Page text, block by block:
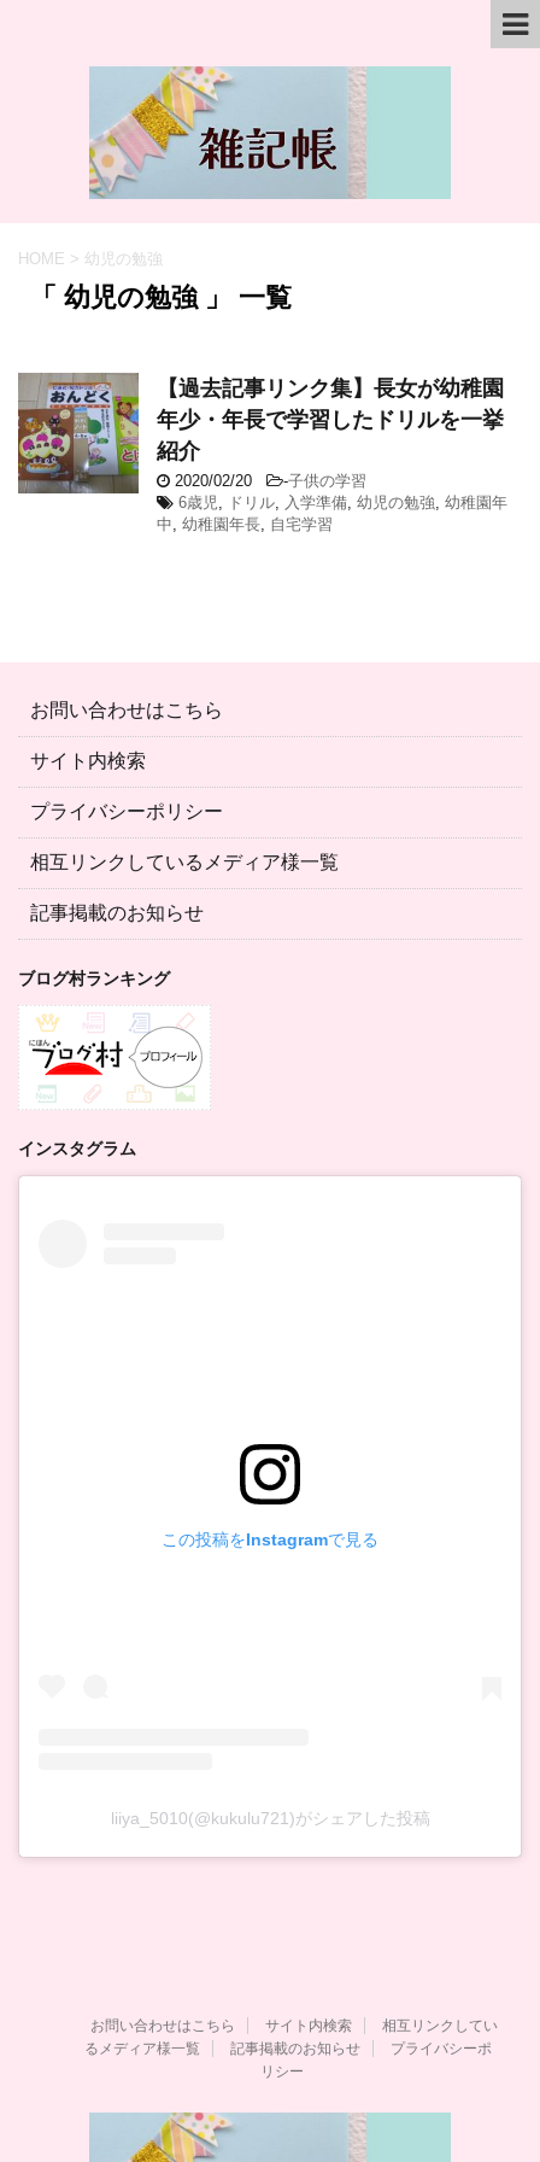
HOME > 幼児の勉強
「 幼児の勉強 」 一覧
【過去記事リンク集】長女が幼稚園
年少・年長で学習したドリルを一挙
紹介
2020/02/20 -子供の学習
6歳児, ドリル, 入学準備, 幼児の勉強, 幼稚園年
中, 幼稚園年長, 自宅学習
お問い合わせはこちら
サイト内検索
プライバシーポリシー
相互リンクしているメディア様一覧
記事掲載のお知らせ
ブログ村ランキング
インスタグラム
この投稿をInstagramで見る
liiya_5010(@kukulu721)がシェアした投稿
お問い合わせはこちら サイト内検索
相互リンクしてい
るメディア様一覧
記事掲載のお知らせ
プライバシーポ
リシー